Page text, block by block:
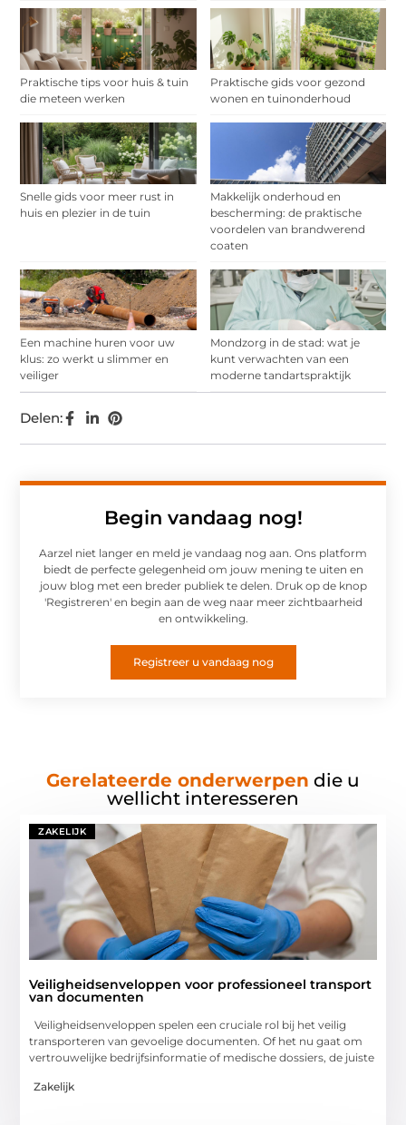
Praktische tips voor huis & tuin
die meteen werken
Praktische gids voor gezond
wonen en tuinonderhoud
Snelle gids voor meer rust in
huis en plezier in de tuin
Makkelijk onderhoud en
bescherming: de praktische
voordelen van brandwerend
coaten
Een machine huren voor uw
klus: zo werkt u slimmer en
veiliger
Mondzorg in de stad: wat je
kunt verwachten van een
moderne tandartspraktijk
Begin vandaag nog!
Aarzel niet langer en meld je vandaag nog aan. Ons platform
biedt de perfecte gelegenheid om jouw mening te uiten en
jouw blog met een breder publiek te delen. Druk op de knop
'Registreren' en begin aan de weg naar meer zichtbaarheid
en ontwikkeling.
Registreer u vandaag nog
Delen:
Gerelateerde onderwerpen die u
wellicht interesseren
ZAKELIJK
Veiligheidsenveloppen voor professioneel transport
van documenten
Veiligheidsenveloppen spelen een cruciale rol bij het veilig
transporteren van gevoelige documenten. Of het nu gaat om
vertrouwelijke bedrijfsinformatie of medische dossiers, de juiste
Zakelijk